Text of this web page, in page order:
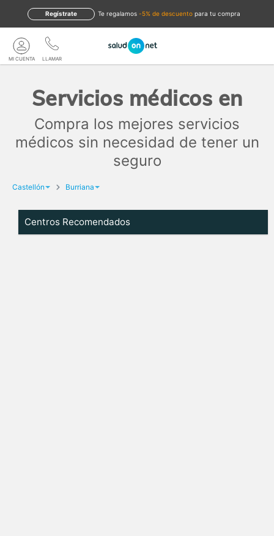
te regalamos -5% de descuento para tu compra
Regístrate
LLAMAR
MI CUENTA
Servicios médicos en
Compra los mejores servicios
médicos sin necesidad de tener un
seguro
Castellón Burriana
Centros Recomendados